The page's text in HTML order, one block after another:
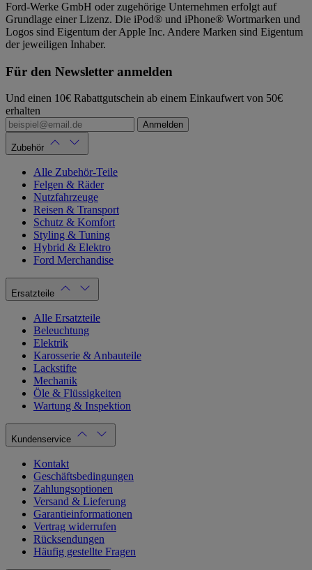
Ford-Werke GmbH oder zugehörige Unternehmen erfolgt auf
Grundlage einer Lizenz. Die iPod® und iPhone® Wortmarken und
Logos sind Eigentum der Apple Inc. Andere Marken sind Eigentum
der jeweiligen Inhaber.
Für den Newsletter anmelden
Und einen 10€ Rabattgutschein ab einem Einkaufwert von 50€
erhalten
Anmelden
Zubehör
Alle Zubehör-Teile
Felgen & Räder
Nutzfahrzeuge
Reisen & Transport
Schutz & Komfort
Styling & Tuning
Hybrid & Elektro
Ford Merchandise
Ersatzteile
Alle Ersatzteile
Beleuchtung
Elektrik
Karosserie & Anbauteile
Lackstifte
Mechanik
Öle & Flüssigkeiten
Wartung & Inspektion
Kundenservice
Kontakt
Geschäftsbedingungen
Zahlungsoptionen
Versand & Lieferung
Garantieinformationen
Vertrag widerrufen
Rücksendungen
Häufig gestellte Fragen